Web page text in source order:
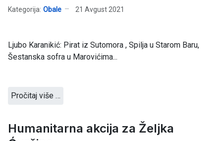
Kategorija: Obale 21 Avgust 2021
Ljubo Karanikić: Pirat iz Sutomora , Spilja u Starom Baru,
Šestanska sofra u Marovićima...
Pročitaj više …
Humanitarna akcija za Željka